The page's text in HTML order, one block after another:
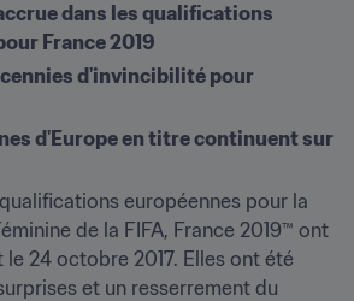
dans les qualifications
France 2019
d'invincibilité pour
d'Europe en titre continuent sur
européennes pour la
de la FIFA, France 2019™ ont
le 24 octobre 2017. Elles ont été
et un resserrement du